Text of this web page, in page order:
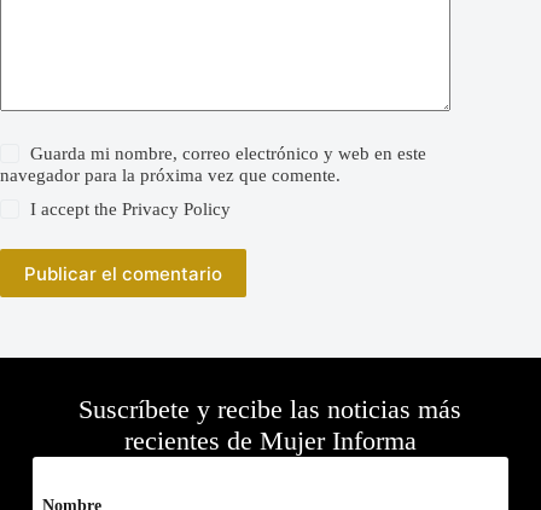
Guarda mi nombre, correo electrónico y web en este
navegador para la próxima vez que comente.
I accept thePrivacy Policy
Publicar el comentario
Suscríbete y recibe las noticias más
recientes de Mujer Informa
Nombre